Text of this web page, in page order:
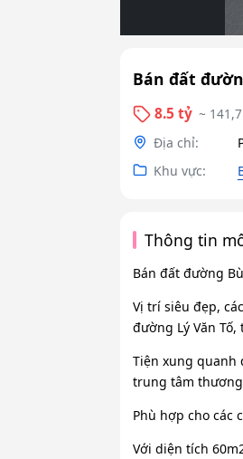
Bán đất
8.5 tỷ ~
Địa chỉ:
Khu vực:
Thông tin
Bán đất đường
Vị trí siêu đẹp,
đường Lý Văn
Tiện xung quanh
trung tâm
Phù hợp cho các
Với diện tích